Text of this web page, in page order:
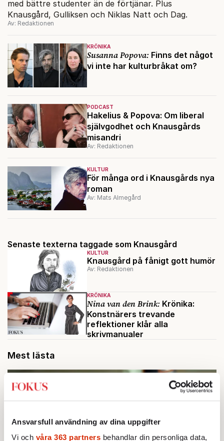
Ansvarsfull användning av dina uppgifter
Vi och våra 363 partners behandlar din personliga data,
KRÖNIKA
Susanna Popova: Finns det något
vi inte har kulturbråkat om?
PODCAST
Hakelius & Popova: Om liberal
självgodhet och Knausgårds
misandri
Av: Redaktionen
KULTUR
För många ord i Knausgårds nya
roman
Av: Mats Almegård
med bättre studenter än de förtjänar. Plus
Knausgård, Gulliksen och Niklas Natt och Dag.
Av: Redaktionen
Senaste texterna taggade som Knausgård
KULTUR
Knausgård på fånigt gott humör
Av: Redaktionen
KRÖNIKA
Nina van den Brink: Krönika:
Konstnärers trevande
reflektioner klår alla
skrivmanualer
Mest lästa